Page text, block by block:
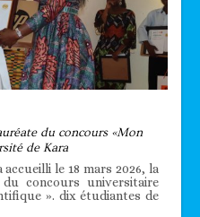
du concours «Mon
de Kara
le 18 mars 2026, la
concours universitaire
». dix étudiantes de